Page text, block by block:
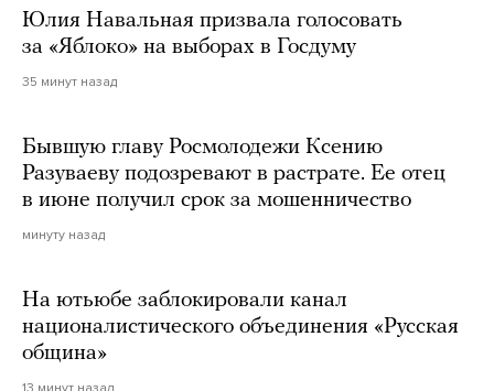
Юлия Навальная призвала голосовать
за «Яблоко» на выборах в Госдуму
35 минут назад
Бывшую главу Росмолодежи Ксению
Разуваеву подозревают в растрате. Ее отец
в июне получил срок за мошенничество
минуту назад
На ютьюбе заблокировали канал
националистического объединения «Русская
община»
13 минут назад